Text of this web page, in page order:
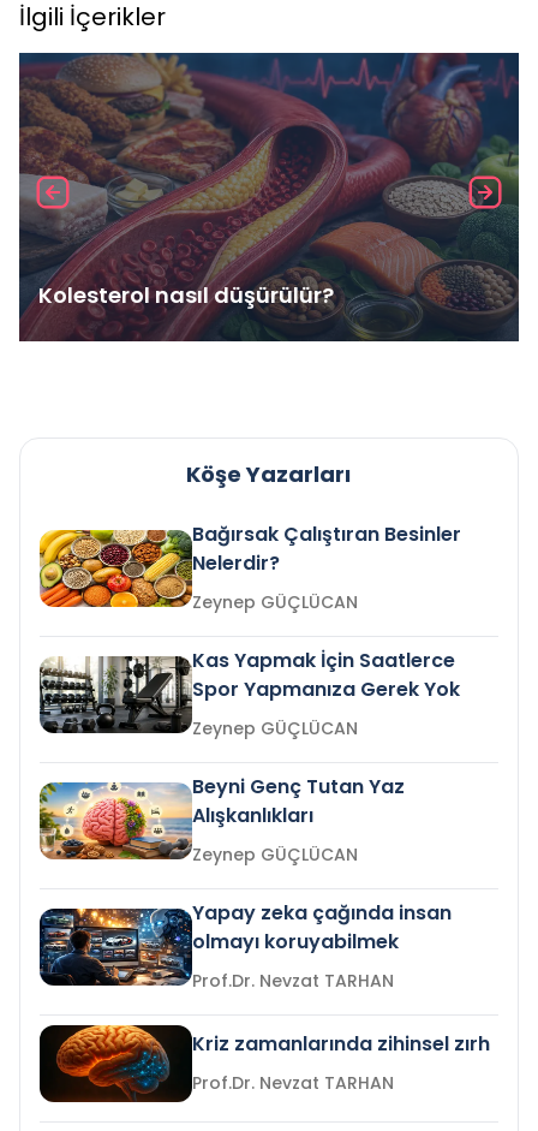
İlgili İçerikler
Kolesterol nasıl düşürülür?
Köşe Yazarları
Bağırsak Çalıştıran Besinler
Nelerdir?
Zeynep GÜÇLÜCAN
Kas Yapmak İçin Saatlerce
Spor Yapmanıza Gerek Yok
Zeynep GÜÇLÜCAN
Beyni Genç Tutan Yaz
Alışkanlıkları
Zeynep GÜÇLÜCAN
Yapay zeka çağında insan
olmayı koruyabilmek
Prof.Dr. Nevzat TARHAN
Kriz zamanlarında zihinsel zırh
Prof.Dr. Nevzat TARHAN